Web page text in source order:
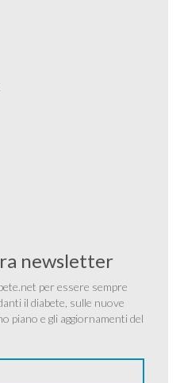
newsletter
per essere sempre
il diabete, sulle nuove
piano e gli aggiornamenti del